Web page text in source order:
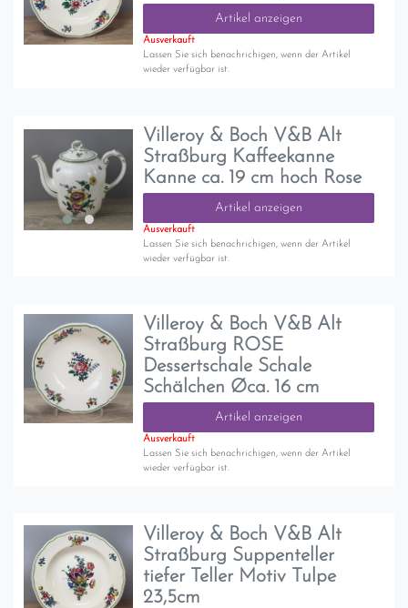
Artikel anzeigen
Ausverkauft
Lassen Sie sich benachrichigen, wenn der Artikel
wieder verfügbar ist.
Villeroy & Boch V&B Alt
Straßburg Kaffeekanne
Kanne ca. 19 cm hoch Rose
Artikel anzeigen
Ausverkauft
Lassen Sie sich benachrichigen, wenn der Artikel
wieder verfügbar ist.
Villeroy & Boch V&B Alt
Straßburg ROSE
Dessertschale Schale
Schälchen Øca. 16 cm
Artikel anzeigen
Ausverkauft
Lassen Sie sich benachrichigen, wenn der Artikel
wieder verfügbar ist.
Villeroy & Boch V&B Alt
Straßburg Suppenteller
tiefer Teller Motiv Tulpe
23,5cm